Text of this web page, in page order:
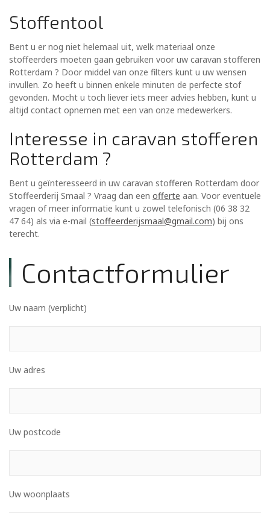
Stoffentool
Bent u er nog niet helemaal uit, welk materiaal onze
stoffeerders moeten gaan gebruiken voor uw caravan stofferen
Rotterdam ? Door middel van onze filters kunt u uw wensen
invullen. Zo heeft u binnen enkele minuten de perfecte stof
gevonden. Mocht u toch liever iets meer advies hebben, kunt u
altijd contact opnemen met een van onze medewerkers.
Interesse in caravan stofferen
Rotterdam ?
Bent u geïnteresseerd in uw caravan stofferen Rotterdam door
Stoffeerderij Smaal ? Vraag dan een offerte aan. Voor eventuele
vragen of meer informatie kunt u zowel telefonisch (06 38 32
47 64) als via e-mail (stoffeerderijsmaal@gmail.com) bij ons
terecht.
Contactformulier
Uw naam (verplicht)
Uw adres
Uw postcode
Uw woonplaats